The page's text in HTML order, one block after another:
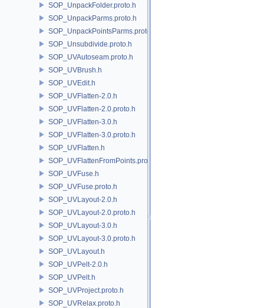
SOP_UnpackFolder.proto.h
SOP_UnpackParms.proto.h
SOP_UnpackPointsParms.proto.h
SOP_Unsubdivide.proto.h
SOP_UVAutoseam.proto.h
SOP_UVBrush.h
SOP_UVEdit.h
SOP_UVFlatten-2.0.h
SOP_UVFlatten-2.0.proto.h
SOP_UVFlatten-3.0.h
SOP_UVFlatten-3.0.proto.h
SOP_UVFlatten.h
SOP_UVFlattenFromPoints.proto.h
SOP_UVFuse.h
SOP_UVFuse.proto.h
SOP_UVLayout-2.0.h
SOP_UVLayout-2.0.proto.h
SOP_UVLayout-3.0.h
SOP_UVLayout-3.0.proto.h
SOP_UVLayout.h
SOP_UVPelt-2.0.h
SOP_UVPelt.h
SOP_UVProject.proto.h
SOP_UVRelax.proto.h